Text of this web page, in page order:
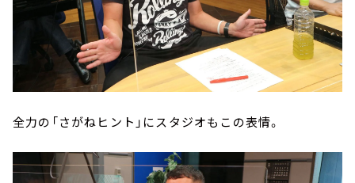
全力の「さがねヒント」にスタジオもこの表情。